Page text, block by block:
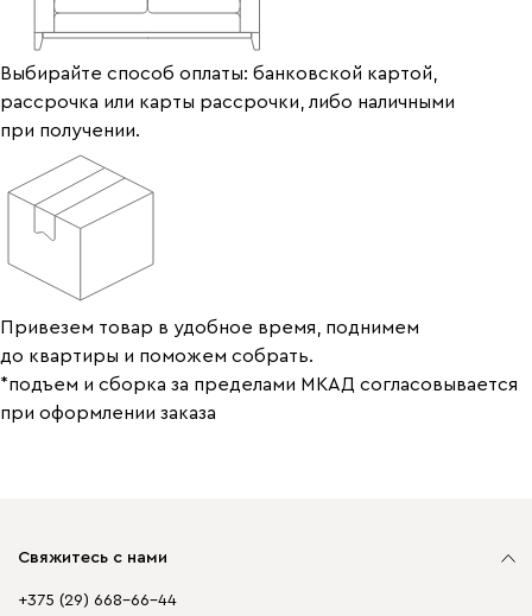
Выбирайте способ оплаты: банковской картой,
рассрочка или карты рассрочки, либо наличными
при получении.
Привезем товар в удобное время, поднимем
до квартиры и поможем собрать.
*подъем и сборка за пределами МКАД согласовывается
при оформлении заказа
Свяжитесь с нами
+375 (29) 668-66-44